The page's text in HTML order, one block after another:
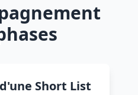
Short List